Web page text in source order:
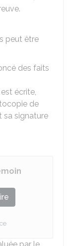
peut être
des faits
est écrite,
de
signature